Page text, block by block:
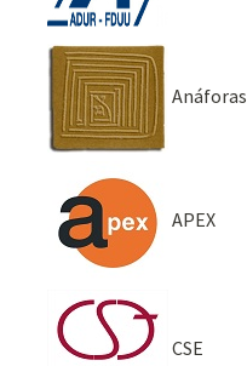
Anáforas
APEX
CSE